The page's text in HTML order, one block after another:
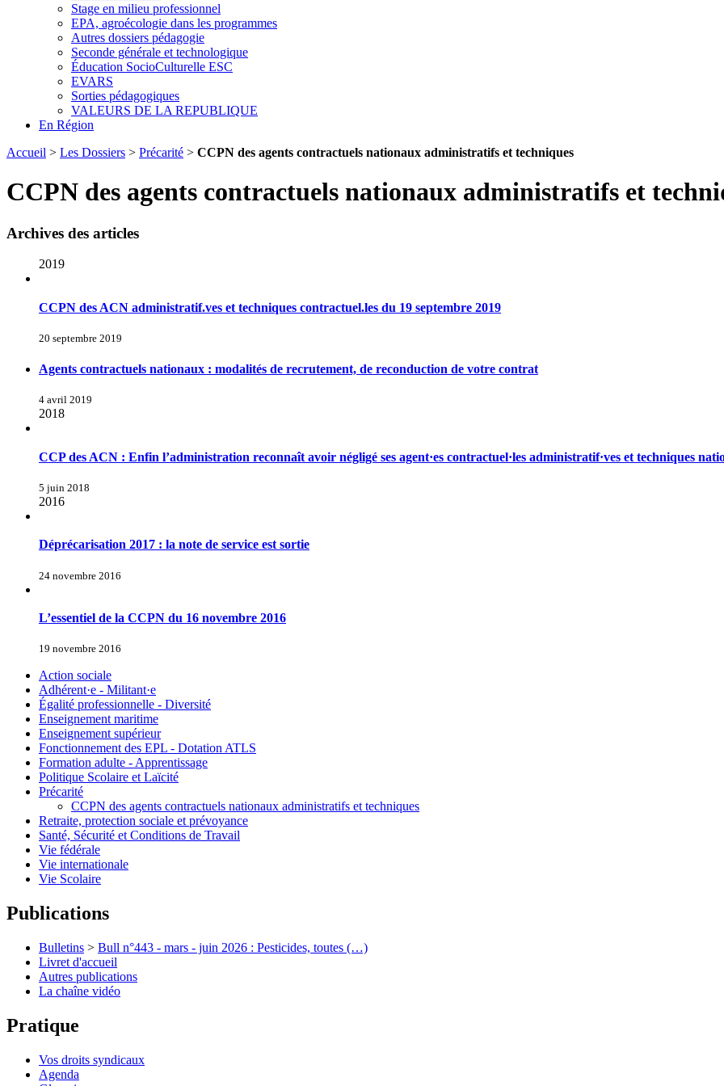
Stage en milieu professionnel
EPA, agroécologie dans les programmes
Autres dossiers pédagogie
Seconde générale et technologique
Éducation SocioCulturelle ESC
EVARS
Sorties pédagogiques
VALEURS DE LA REPUBLIQUE
En Région
Accueil > Les Dossiers > Précarité > CCPN des agents contractuels nationaux administratifs et techniques
CCPN des agents contractuels nationaux administratifs et
Archives des articles
2019
CCPN des ACN administratif.ves et techniques contractuel.les du 19 septembre 2019
20 septembre 2019
Agents contractuels nationaux : modalités de recrutement, de reconduction de votre contrat
4 avril 2019
2018
CCP des ACN : Enfin l’administration reconnaît avoir négligé ses agent·es contractuel·les administratif·ves et techniques
5 juin 2018
2016
Déprécarisation 2017 : la note de service est sortie
24 novembre 2016
L’essentiel de la CCPN du 16 novembre 2016
19 novembre 2016
Action sociale
Adhérent·e - Militant·e
Égalité professionnelle - Diversité
Enseignement maritime
Enseignement supérieur
Fonctionnement des EPL - Dotation ATLS
Formation adulte - Apprentissage
Politique Scolaire et Laïcité
Précarité
CCPN des agents contractuels nationaux administratifs et techniques
Retraite, protection sociale et prévoyance
Santé, Sécurité et Conditions de Travail
Vie fédérale
Vie internationale
Vie Scolaire
Publications
Bulletins > Bull n°443 - mars - juin 2026 : Pesticides, toutes (…)
Livret d'accueil
Autres publications
La chaîne vidéo
Pratique
Vos droits syndicaux
Agenda